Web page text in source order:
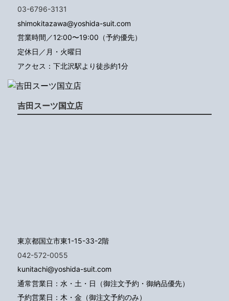
03-6796-3131
shimokitazawa@yoshida-suit.com
営業時間／12:00〜19:00（予約優先）
定休日／月・火曜日
アクセス：下北沢駅より徒歩約1分
吉田スーツ国立店
東京都国立市東1-15-33-2階
042-572-0055
kunitachi@yoshida-suit.com
通常営業日：水・土・日（御注文予約・御納品優先）
予約営業日：木・金（御注文予約のみ）